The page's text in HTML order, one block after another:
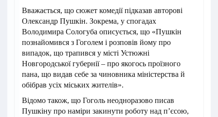
Вважається, що сюжет комедії підказав авторові
Олександр Пушкін. Зокрема, у спогадах
Володимира Сологуба описується, що «Пушкін
познайомився з Гоголем і розповів йому про
випадок, що трапився у місті Устюжні
Новгородської губернії – про якогось проїзного
пана, що видав себе за чиновника міністерства й
обібрав усіх міських жителів».
Відомо також, що Гоголь неодноразово писав
Пушкіну про наміри закинути роботу над п’єсою,